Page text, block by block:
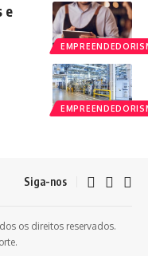
e
Siga-nos
os direitos reservados.
.